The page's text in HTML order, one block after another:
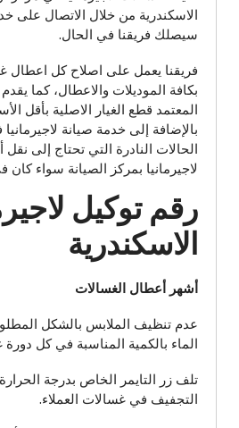
الاسكندرية من خلال الاتصال على
سيصلك فريقنا في الحال.
فريقنا يعمل على اصلاح كل اعطال
بكافة الموديلات والاعطال، كما
المعتمد قطع الغيار الاصلية بأقل
بالإضافة إلى خدمة صيانة
الحالات النادرة التي تحتاج إلى
لاجيرمانيا بمركز الصيانة سواء
رقم توكيل
الاسكندرية
أشهر أعطال الغسالات
عدم تنظيف الملابس بالشكل
الماء بالكمية المناسبة في كل
تلف زر التايمر الخاص بدرجة
التجفيف في غسالات العملاء.